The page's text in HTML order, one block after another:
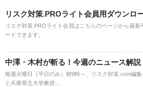
リスク対策.PROライト会員用ダウンロ
リスク対策.PROライト会員はこちらのページから最新
ードできます。
中澤・木村が斬る！今週のニュース解説
毎週火曜日（平日のみ）朝9時～、リスク対策.com編
と兵庫県立大学教授…